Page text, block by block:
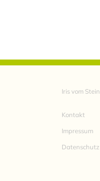
Iris vom Stein
Kontakt
Impressum
Datenschutz